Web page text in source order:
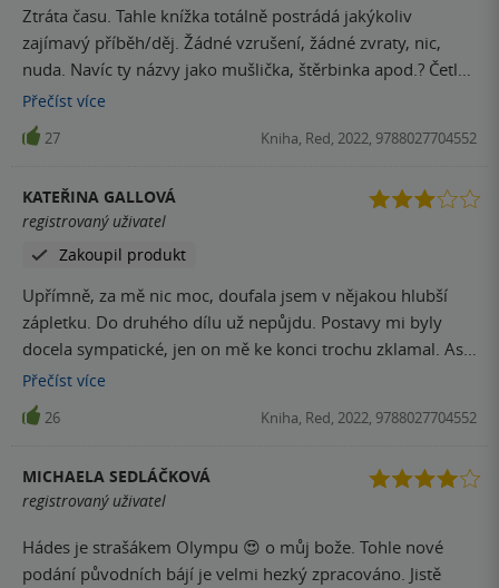
Ztráta času. Tahle knížka totálně postrádá jakýkoliv
zajímavý příběh/děj. Žádné vzrušení, žádné zvraty, nic,
nuda. Navíc ty názvy jako mušlička, štěrbinka apod.? Četla
jsem hodně erotických knížek, ale tahle má nejhorší popis
ženského těla ze všech. Bacha spoiler: V první kapitole se
Persefona dostane k Hádovi. Pak 200 stránek čtete jak se
kapitole se všechno lusknutím prstu vyřeší a je to. “Žili
Přečíst více
27 Kniha, Red, 2022, 9788027704552
KATEŘINA GALLOVÁ
registrovaný uživatel
Zakoupil produkt
Upřímně, za mě nic moc, doufala jsem v nějakou hlubší
zápletku. Do druhého dílu už nepůjdu. Postavy mi byly
docela sympatické, jen on mě ke konci trochu zklamal. Asi
jsem čekala, že to bude o něco temnější. V knize se taky
velmi často opakovalo slovní spojení "mí lidé" a už jsem z
toho byla docela na prášky. Co se týče sexuálních scén,
popsané, ale na mě už trochu ohrané. Pokud ale hledáte
něco nenáročného u čeho se budete i červenat, je to určitě
vhodné.
Přečíst více
26 Kniha, Red, 2022, 9788027704552
MICHAELA SEDLÁČKOVÁ
registrovaný uživatel
Hádes je strašákem Olympu 😍 o můj bože. Tohle nové
podání původních bájí je velmi hezký zpracováno. Jistě